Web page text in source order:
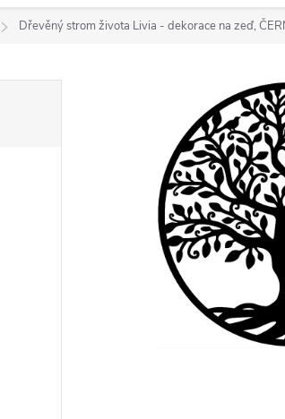
Dřevěný strom života Livia - dekorace na zeď,